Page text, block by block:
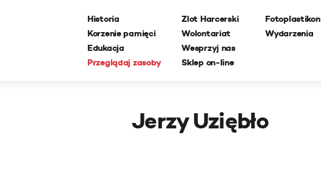
Historia
Korzenie pamięci
Edukacja
Przeglądaj zasoby
Zlot Harcerski
Wolontariat
Wesprzyj nas
Sklep on-line
Fotoplastikon
Wydarzenia
Jerzy Uziębło